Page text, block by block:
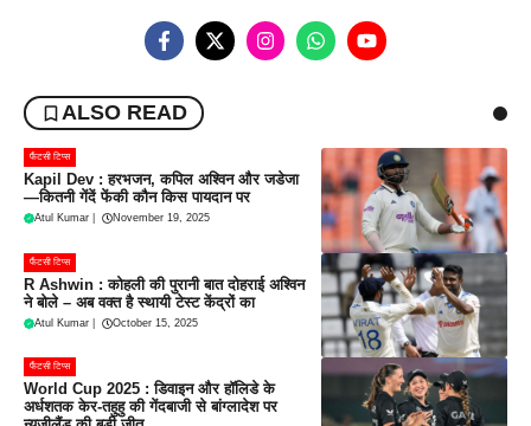
ALSO READ
फैंटसी टिप्स
Kapil Dev : हरभजन, कपिल अश्विन और जडेजा
—कितनी गेंदें फेंकी कौन किस पायदान पर
Atul Kumar November 19, 2025
फैंटसी टिप्स
R Ashwin : कोहली की पुरानी बात दोहराई अश्विन
ने बोले – अब वक्त है स्थायी टेस्ट केंद्रों का
Atul Kumar October 15, 2025
फैंटसी टिप्स
World Cup 2025 : डिवाइन और हॉलिडे के
अर्धशतक केर-तहुहु की गेंदबाजी से बांग्लादेश पर